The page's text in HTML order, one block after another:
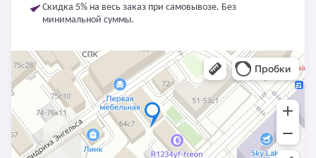
Скидка 5% на весь заказ при самовывозе. Без
минимальной суммы.